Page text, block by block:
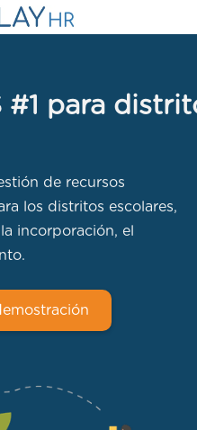
#1 para
de recursos
los distritos escolares,
incorporación, el